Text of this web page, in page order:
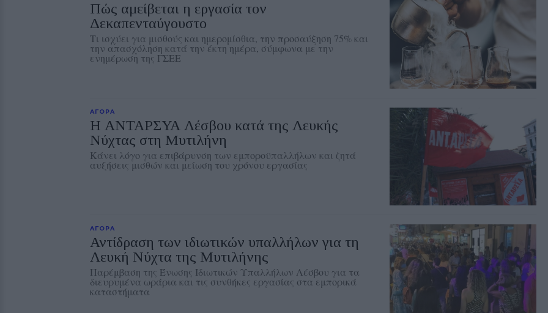
Πώς αμείβεται η εργασία τον
Δεκαπενταύγουστο
Τι ισχύει για μισθούς και ημερομίσθια, την προσαύξηση 75% και
την απασχόληση κατά την έκτη ημέρα, σύμφωνα με την
ενημέρωση της ΓΣΕΕ
ΑΓΟΡΑ
Η ΑΝΤΑΡΣΥΑ Λέσβου κατά της Λευκής
Νύχτας στη Μυτιλήνη
Κάνει λόγο για επιβάρυνση των εμποροϋπαλλήλων και ζητά
αυξήσεις μισθών και μείωση του χρόνου εργασίας
ΑΓΟΡΑ
Αντίδραση των ιδιωτικών υπαλλήλων για τη
Λευκή Νύχτα της Μυτιλήνης
Παρέμβαση της Ένωσης Ιδιωτικών Υπαλλήλων Λέσβου για τα
διευρυμένα ωράρια και τις συνθήκες εργασίας στα εμπορικά
καταστήματα